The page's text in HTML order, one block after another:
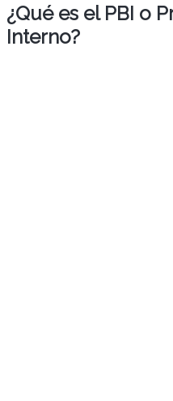
¿Qué es el PBI o
Interno?